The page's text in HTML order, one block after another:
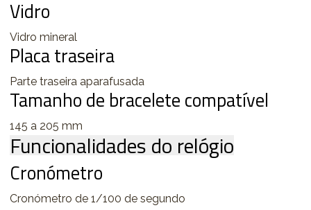
Vidro
Vidro mineral
Placa traseira
Parte traseira aparafusada
Tamanho de bracelete compatível
145 a 205 mm
Funcionalidades do relógio
Cronómetro
Cronómetro de 1/100 de segundo